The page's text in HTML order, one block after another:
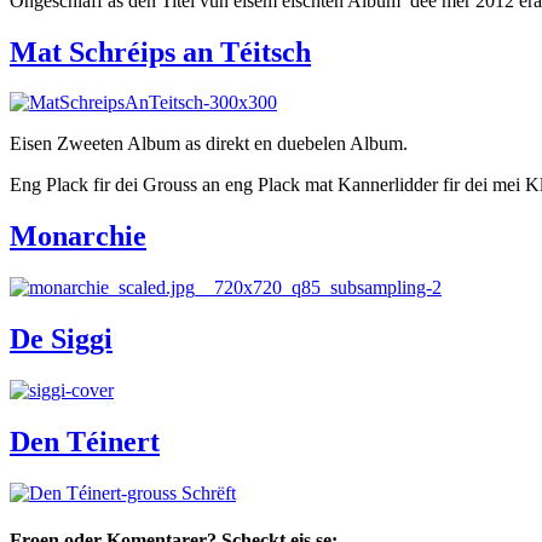
Mat Schréips an Téitsch
Eisen Zweeten Album as direkt en duebelen Album.
Eng Plack fir dei Grouss an eng Plack mat Kannerlidder fir dei mei
Monarchie
De Siggi
Den Téinert